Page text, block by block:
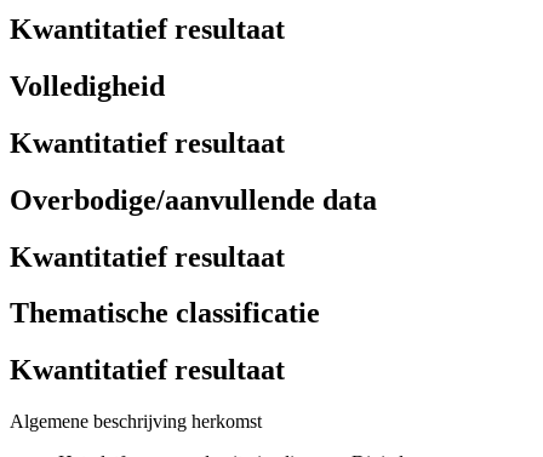
Kwantitatief resultaat
Volledigheid
Kwantitatief resultaat
Overbodige/aanvullende data
Kwantitatief resultaat
Thematische classificatie
Kwantitatief resultaat
Algemene beschrijving herkomst